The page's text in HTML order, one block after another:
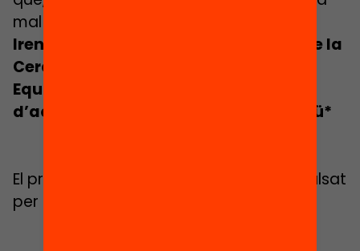
mal que duri cent anys”.
Irene de Luís, Carles Bosch i Maribel de la
Cerda
Equip tècnic del Projecte
d’acompanyament emocional Komtü*
El programa Komtü és un projecte impulsat
per la